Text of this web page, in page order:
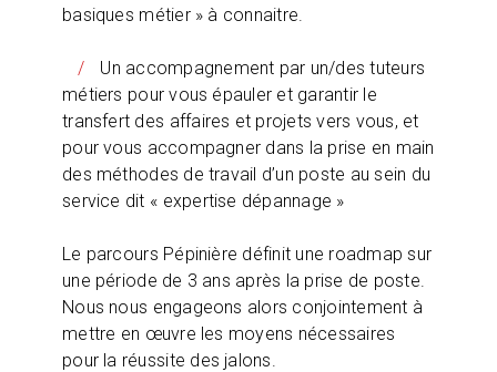
basiques métier » à connaitre.
Un accompagnement par un/des tuteurs
métiers pour vous épauler et garantir le
transfert des affaires et projets vers vous, et
pour vous accompagner dans la prise en main
des méthodes de travail d’un poste au sein du
service dit « expertise dépannage »
Le parcours Pépinière définit une roadmap sur
une période de 3 ans après la prise de poste.
Nous nous engageons alors conjointement à
mettre en œuvre les moyens nécessaires
pour la réussite des jalons.